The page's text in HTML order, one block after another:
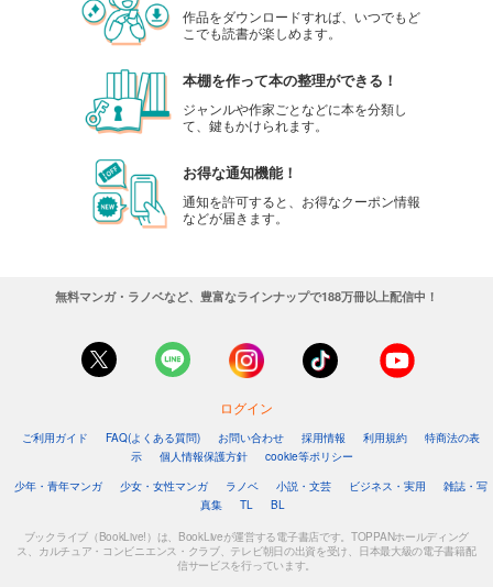
作品をダウンロードすれば、いつでもど
こでも読書が楽しめます。
本棚を作って本の整理ができる！
ジャンルや作家ごとなどに本を分類し
て、鍵もかけられます。
お得な通知機能！
通知を許可すると、お得なクーポン情報
などが届きます。
無料マンガ・ラノベなど、豊富なラインナップで188万冊以上配信中！
ログイン
ご利用ガイド FAQ(よくある質問) お問い合わせ 採用情報 利用規約
特商法の表
示
個人情報保護方針
cookie等ポリシー
少年・青年マンガ
少女・女性マンガ ラノベ 小説・文芸 ビジネス・実用
雑誌・写
真集
TL BL
ブックライブ（BookLive!）は、BookLiveが運営する電子書店です。TOPPANホールディング
ス、カルチュア・コンビニエンス・クラブ、テレビ朝日の出資を受け、日本最大級の電子書籍配
信サービスを行っています。